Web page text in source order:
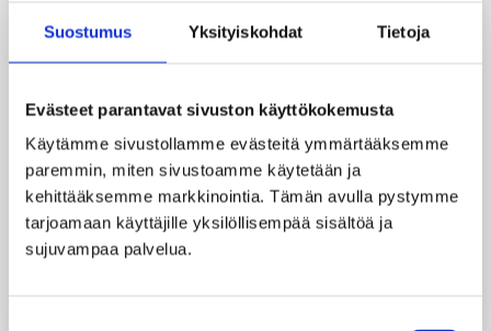
Suostumus Yksityiskohdat Tietoja
Evästeet parantavat sivuston käyttökokemusta
Käytämme sivustollamme evästeitä ymmärtääksemme
paremmin, miten sivustoamme käytetään ja
kehittääksemme markkinointia. Tämän avulla pystymme
tarjoamaan käyttäjille yksilöllisempää sisältöä ja
sujuvampaa palvelua.
pukuhuonetta, oleskelutila, katettu terassi sekä keittiö
astioineen (25:lle), jossa voi myös valmistaa ruuan itse.
sekä assistentti- ja tulostuspalveluja.
Iltakäyttöön saunaosastolle saa tilattua tarjoilut
ravintolastamme tai tuoda itse, juomat saa tuoda
mukanaan. Tilavuokraan kuuluu pyyhkeet, pesuaineet,
pefletit ja tilan normaali loppusiivous.